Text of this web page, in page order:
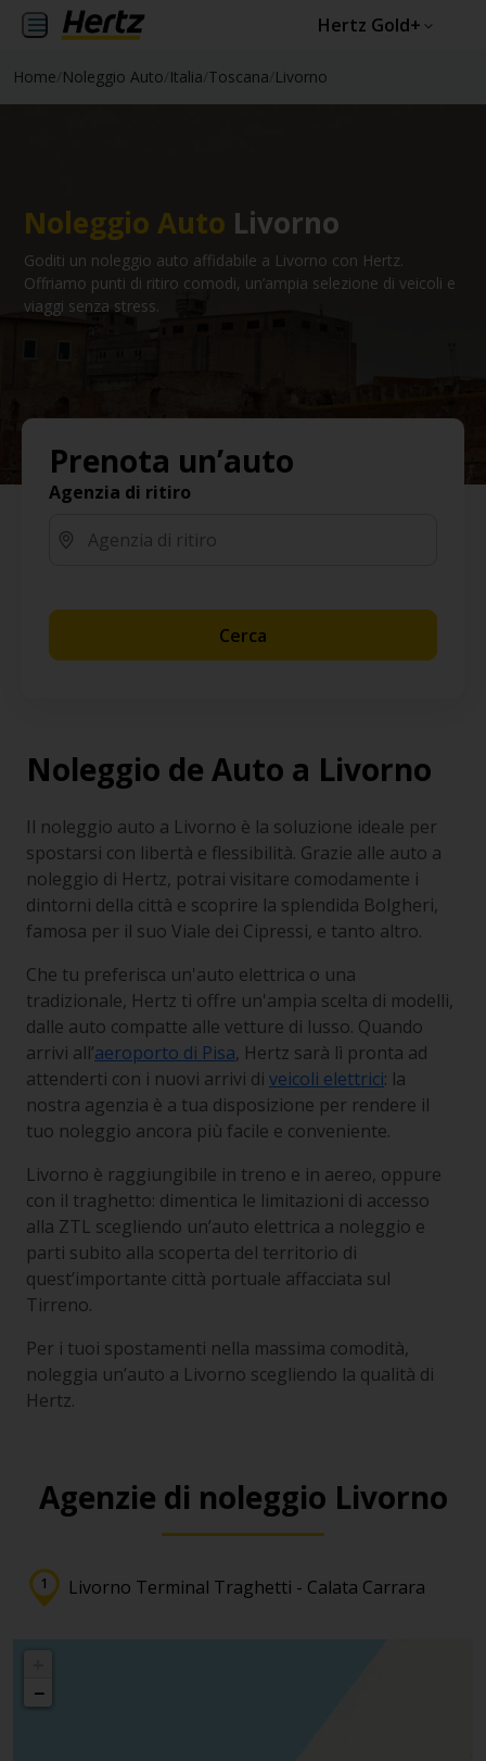
Hertz Gold+
Home Noleggio Auto Italia Toscana Livorno
Noleggio Auto Livorno
Goditi un noleggio auto affidabile a Livorno con Hertz.
Offriamo punti di ritiro comodi, un’ampia selezione di veicoli e
viaggi senza stress.
Prenota un’auto
Agenzia di ritiro
Cerca
Noleggio de Auto a Livorno
Il noleggio auto a Livorno è la soluzione ideale per
spostarsi con libertà e flessibilità. Grazie alle auto a
noleggio di Hertz, potrai visitare comodamente i
dintorni della città e scoprire la splendida Bolgheri,
famosa per il suo Viale dei Cipressi, e tanto altro.
Che tu preferisca un'auto elettrica o una
tradizionale, Hertz ti offre un'ampia scelta di modelli,
dalle auto compatte alle vetture di lusso. Quando
arrivi all’aeroporto di Pisa, Hertz sarà lì pronta ad
attenderti con i nuovi arrivi di veicoli elettrici: la
nostra agenzia è a tua disposizione per rendere il
tuo noleggio ancora più facile e conveniente.
Livorno è raggiungibile in treno e in aereo, oppure
con il traghetto: dimentica le limitazioni di accesso
alla ZTL scegliendo un’auto elettrica a noleggio e
parti subito alla scoperta del territorio di
quest’importante città portuale affacciata sul
Tirreno.
Per i tuoi spostamenti nella massima comodità,
noleggia un’auto a Livorno scegliendo la qualità di
Hertz.
Agenzie di noleggio Livorno
Livorno Terminal Traghetti - Calata Carrara
−